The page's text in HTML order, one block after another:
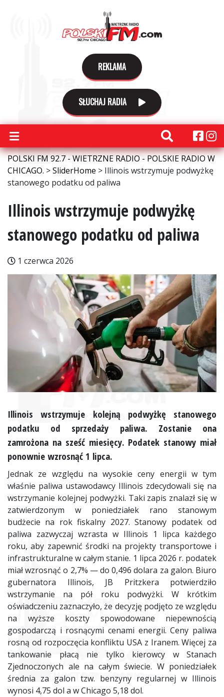
REKLAMA
SŁUCHAJ RADIA
POLSKI FM 92.7 - WIETRZNE RADIO - POLSKIE RADIO W
CHICAGO. >SliderHome > Illinois wstrzymuje podwyżkę
stanowego podatku od paliwa
Illinois wstrzymuje podwyżkę
stanowego podatku od paliwa
1 czerwca 2026
Illinois wstrzymuje kolejną podwyżkę stanowego
podatku od sprzedaży paliwa. Zostanie ona
zamrożona na sześć miesięcy. Podatek stanowy miał
ponownie wzrosnąć 1 lipca.
Jednak ze względu na wysokie ceny energii w tym
właśnie paliwa ustawodawcy Illinois zdecydowali się na
wstrzymanie kolejnej podwyżki. Taki zapis znalazł się w
zatwierdzonym w poniedziałek rano stanowym
budżecie na rok fiskalny 2027. Stanowy podatek od
paliwa zazwyczaj wzrasta w Illinois 1 lipca każdego
roku, aby zapewnić środki na projekty transportowe i
infrastrukturalne w całym stanie. 1 lipca 2026 r. podatek
miał wzrosnąć o 2,7% — do 0,496 dolara za galon. Biuro
gubernatora Illinois, JB Pritzkera potwierdziło
wstrzymanie na pół roku podwyżki. W krótkim
oświadczeniu zaznaczyło, że decyzję podjęto ze względu
na wyższe koszty spowodowane niepewnością
gospodarczą i rosnącymi cenami energii. Ceny paliwa
rosną od rozpoczęcia konfliktu USA z Iranem. Więcej za
tankowanie płacą nie tylko kierowcy w Stanach
Zjednoczonych ale na całym świecie. W poniedziałek
średnia za galon tzw. benzyny regularnej w Illinois
wynosi 4,75 dol a w Chicago 5,18 dol.